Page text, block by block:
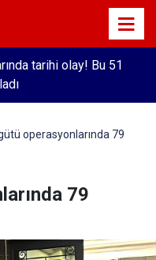
tarihi olay! Bu 51
operasyonlarında 79
79